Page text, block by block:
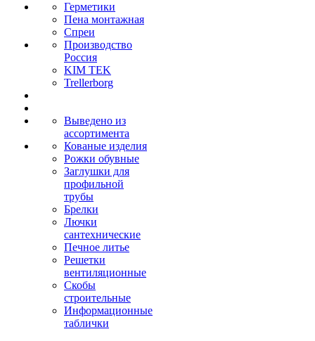
Герметики
Пена монтажная
Спреи
Производство
Россия
KIM TEK
Trellerborg
Выведено из
ассортимента
Кованые изделия
Рожки обувные
Заглушки для
профильной
трубы
Брелки
Лючки
сантехнические
Печное литье
Решетки
вентиляционные
Скобы
строительные
Информационные
таблички